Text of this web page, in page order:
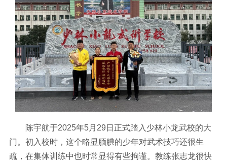
陈宇航于2025年5月29日正式踏入少林小龙武校的大
门。初入校时，这个略显腼腆的少年对武术技巧还很生
疏，在集体训练中也时常显得有些拘谨。教练张志龙很快